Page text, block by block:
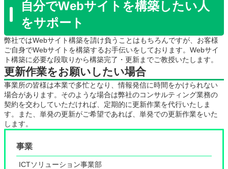
自分でWebサイトを構築したい人
をサポート
弊社ではWebサイト構築を請け負うことはもちろんですが、お客様
ご自身でWebサイトを構築するお手伝いをしております。Webサイ
ト構築に必要な段取りから構築完了・更新までご教授いたします。
更新作業をお願いしたい場合
事業所の皆様は本業で多忙となり、情報発信に時間をかけられない
場合があります。そのような場合は弊社のコンサルティング業務の
契約を交わしていただければ、定期的に更新作業を代行いたしま
す。また、単発の更新がご希望であれば、単発での更新作業をいた
します。
事業
ICTソリューション事業部